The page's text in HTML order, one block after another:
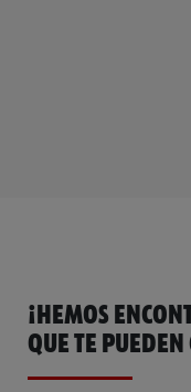
¡HEMOS
QUE TE PUEDEN